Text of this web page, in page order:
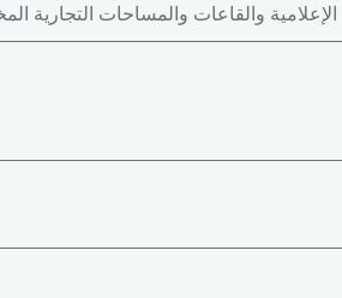
والقاعات والمساحات التجارية